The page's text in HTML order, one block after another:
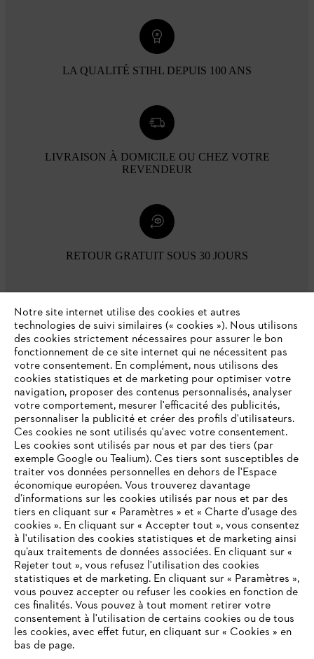
LA QUALITÉ STIHL DEPUIS 100 ANS
LIVRAISON À DOMICILE OU CHEZ VOTRE
REVENDEUR
RETOUR GRATUIT SOUS 30 JOURS
L'Entreprise
Questions / Réponses
Service
Conditions Générales de Vente
VOTRE NAVIGATEUR INTERNET
N'EST PLUS PRIS EN CHARGE
Vous utilisez un navigateur Internet que nous ne prenons plus
en charge, et certaines fonctionnalités de notre site ne
peuvent fonctionner correctement. Pour une utilisation
Notre site internet utilise des cookies et autres
technologies de suivi similaires (« cookies »). Nous utilisons
des cookies strictement nécessaires pour assurer le bon
fonctionnement de ce site internet qui ne nécessitent pas
votre consentement. En complément, nous utilisons des
cookies statistiques et de marketing pour optimiser votre
navigation, proposer des contenus personnalisés, analyser
votre comportement, mesurer l'efficacité des publicités,
personnaliser la publicité et créer des profils d'utilisateurs.
Ces cookies ne sont utilisés qu'avec votre consentement.
Les cookies sont utilisés par nous et par des tiers (par
exemple Google ou Tealium). Ces tiers sont susceptibles de
traiter vos données personnelles en dehors de l'Espace
économique européen. Vous trouverez davantage
d’informations sur les cookies utilisés par nous et par des
tiers en cliquant sur « Paramètres » et « Charte d’usage des
cookies ». En cliquant sur « Accepter tout », vous consentez
à l'utilisation des cookies statistiques et de marketing ainsi
qu’aux traitements de données associées. En cliquant sur «
Rejeter tout », vous refusez l'utilisation des cookies
statistiques et de marketing. En cliquant sur « Paramètres »,
vous pouvez accepter ou refuser les cookies en fonction de
ces finalités. Vous pouvez à tout moment retirer votre
consentement à l'utilisation de certains cookies ou de tous
les cookies, avec effet futur, en cliquant sur « Cookies » en
bas de page.